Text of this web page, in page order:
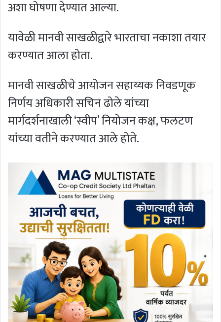
अशा घोषणा देण्यात आल्या.
यावेळी मानवी साखळीद्वारे भारताचा नकाशा तयार
करण्यात आला होता.
मानवी साखळीचे आयोजन सहाय्यक निवडणूक
निर्णय अधिकारी सचिन ढोले यांच्या
मार्गदर्शनाखाली ‘स्वीप’ नियोजन कक्ष, फलटण
यांच्या वतीने करण्यात आले होते.